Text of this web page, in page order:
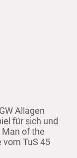
Allagen
für sich und
of the
TuS 45